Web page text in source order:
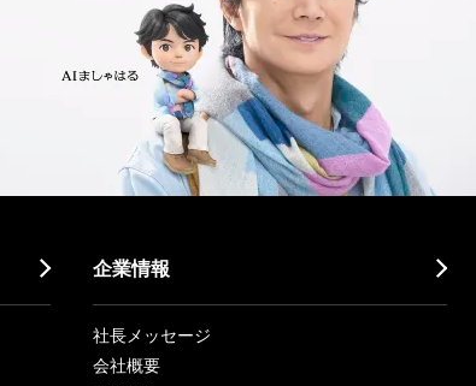
企業情報
社長メッセージ
会社概要